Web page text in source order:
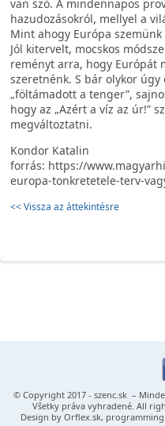
van szó. A mindennapos
hazudozásokról, mellyel a
Mint ahogy Európa
Jól kitervelt, mocskos
reményt arra, hogy Európát
szeretnénk. S bár olykor
„föltámadott a tenger”,
hogy az „Azért a víz az úr!”
megváltoztatni.
Kondor Katalin
forrás: https://
europa-tonkretetele-terv-
<< Vissza az áttekintésre
© Copyright 2017 - szenc.sk–
Všetky práva vyhradené. All
Design by Orflex.sk, programming: